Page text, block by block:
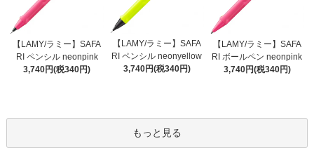
【LAMY/ラミー】SAFA
RI ペンシル neonpink
3,740円(税340円)
【LAMY/ラミー】SAFA
RI ペンシル neonyellow
3,740円(税340円)
【LAMY/ラミー】SAFA
RI ボールペン neonpink
3,740円(税340円)
もっと見る